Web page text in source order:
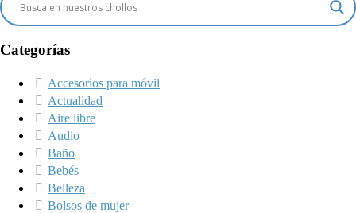
Categorías
Accesorios para móvil
Actualidad
Aire libre
Audio
Baño
Bebés
Belleza
Bolsos de mujer